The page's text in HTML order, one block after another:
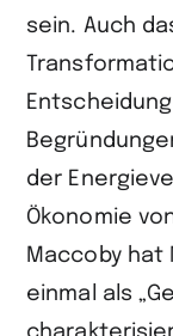
sein. Auch
der
Ökonomie
Maccoby hat
einmal als